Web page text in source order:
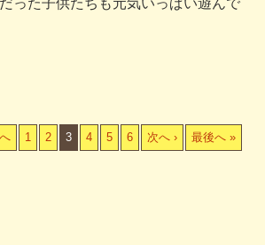
った子供たちも元気いっぱい遊んで
1 2 3 4 5 6 次へ › 最後へ »